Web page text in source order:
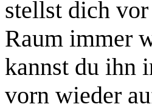
stellst dich
Raum immer
kannst du ihn
vorn wieder